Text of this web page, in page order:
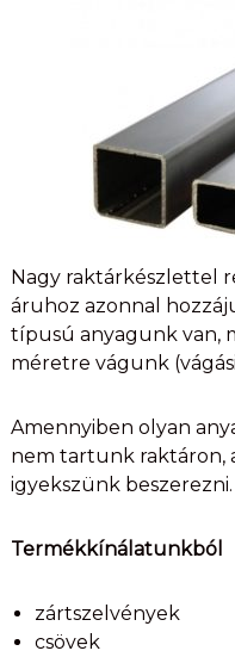
Nagy raktárkészlettel
áruhoz azonnal
típusú anyagunk van,
méretre vágunk
Amennyiben olyan
nem tartunk raktáron,
igyekszünk beszerezni.
Termékkínálatunkból
zártszelvények
csövek